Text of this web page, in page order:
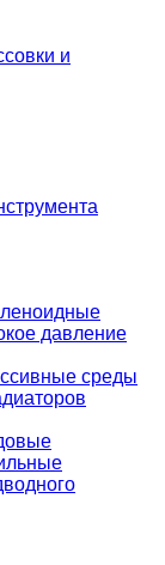
и
давление
среды